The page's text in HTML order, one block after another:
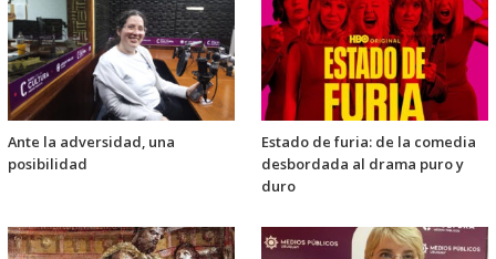
Ante la adversidad, una
posibilidad
Estado de furia: de la comedia
desbordada al drama puro y
duro